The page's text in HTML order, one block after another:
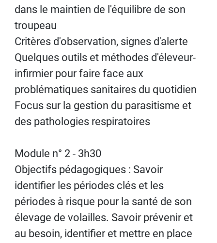
dans le maintien de l'équilibre de son
troupeau
Critères d'observation, signes d'alerte
Quelques outils et méthodes d'éleveur-
infirmier pour faire face aux
problématiques sanitaires du quotidien
Focus sur la gestion du parasitisme et
des pathologies respiratoires
Module n° 2 - 3h30
Objectifs pédagogiques : Savoir
identifier les périodes clés et les
périodes à risque pour la santé de son
élevage de volailles. Savoir prévenir et
au besoin, identifier et mettre en place